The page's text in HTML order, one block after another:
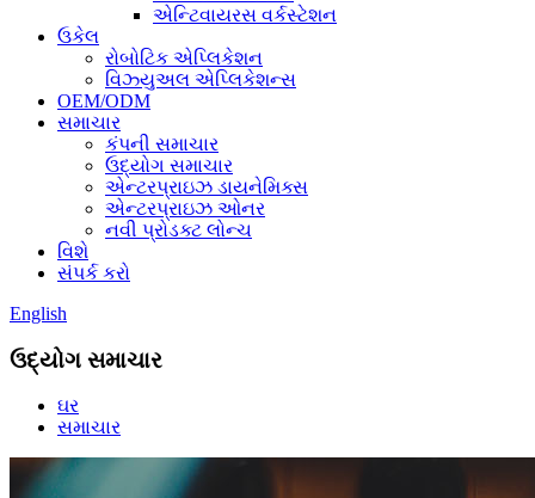
એન્ટિવાયરસ વર્કસ્ટેશન
ઉકેલ
રોબોટિક એપ્લિકેશન
વિઝ્યુઅલ એપ્લિકેશન્સ
OEM/ODM
સમાચાર
કંપની સમાચાર
ઉદ્યોગ સમાચાર
એન્ટરપ્રાઇઝ ડાયનેમિક્સ
એન્ટરપ્રાઇઝ ઓનર
નવી પ્રોડક્ટ લોન્ચ
વિશે
સંપર્ક કરો
English
ઉદ્યોગ સમાચાર
ઘર
સમાચાર